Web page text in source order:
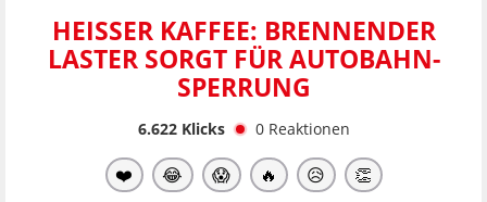
HEISSER KAFFEE: BRENNENDER L
ASTER SORGT FÜR AUTOBAHN-S
PERRUNG
6.622Klicks 0 Reaktionen
❤️ 😂 😱 🔥 😥 👏